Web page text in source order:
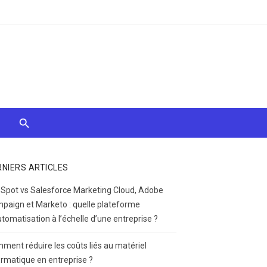
ARTICLES
vs Salesforce Marketing Cloud, Adobe
et Marketo : quelle plateforme
à l’échelle d’une entreprise ?
réduire les coûts liés au matériel
en entreprise ?